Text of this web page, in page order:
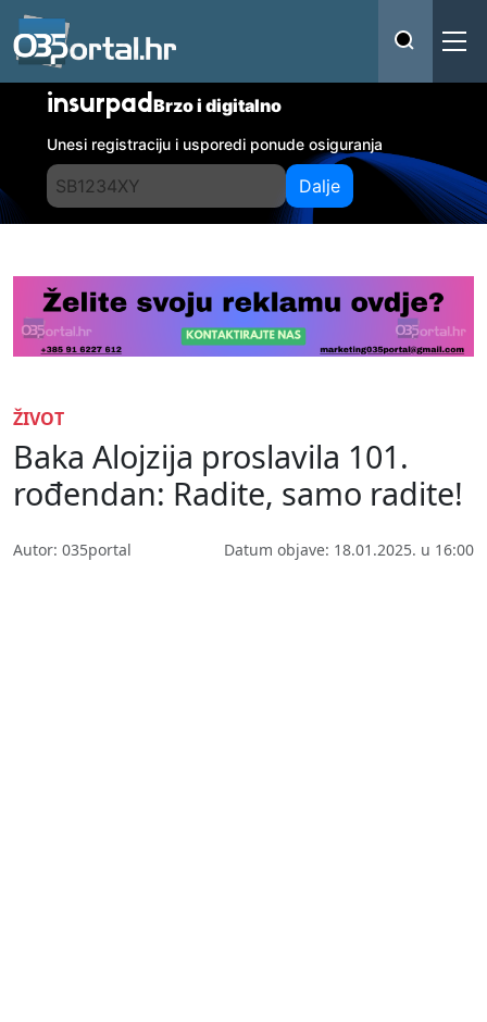
insurpadBrzo i digitalno
Unesi registraciju i usporedi ponude osiguranja
Dalje
ŽIVOT
Baka Alojzija proslavila 101.
rođendan: Radite, samo radite!
Autor: 035portal Datum objave: 18.01.2025. u 16:00